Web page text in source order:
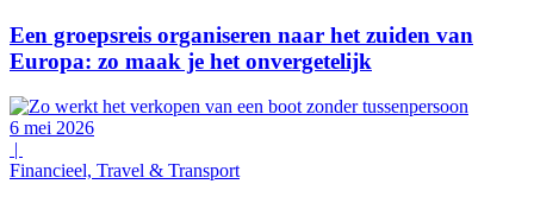
Een groepsreis organiseren naar het zuiden van
Europa: zo maak je het onvergetelijk
6 mei 2026
|
Financieel, Travel & Transport